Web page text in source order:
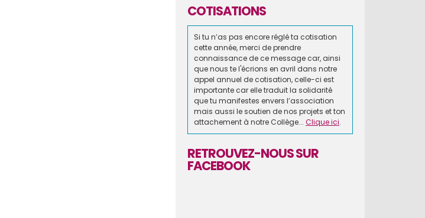
COTISATIONS
Si tu n’as pas encore réglé ta cotisation
cette année, merci de prendre
connaissance de ce message car, ainsi
que nous te l'écrions en avril dans notre
appel annuel de cotisation, celle-ci est
importante car elle traduit la solidarité
que tu manifestes envers l’association
mais aussi le soutien de nos projets et ton
attachement à notre Collège... Clique ici.
RETROUVEZ-NOUS SUR
FACEBOOK